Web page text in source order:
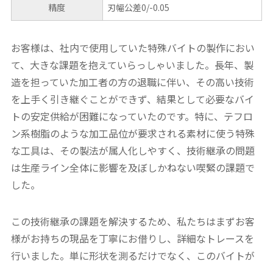
精度 刃幅公差0/-0.05
お客様は、社内で使用していた特殊バイトの製作におい
て、大きな課題を抱えていらっしゃいました。長年、製
造を担っていた加工者の方の退職に伴い、その高い技術
を上手く引き継ぐことができず、結果として必要なバイ
トの安定供給が困難になっていたのです。特に、テフロ
ン系樹脂のような加工品位が要求される素材に使う特殊
な工具は、その製法が属人化しやすく、技術継承の問題
は生産ライン全体に影響を及ぼしかねない喫緊の課題で
した。
この技術継承の課題を解決するため、私たちはまずお客
様がお持ちの現品を丁寧にお借りし、詳細なトレースを
行いました。単に形状を測るだけでなく、このバイトが